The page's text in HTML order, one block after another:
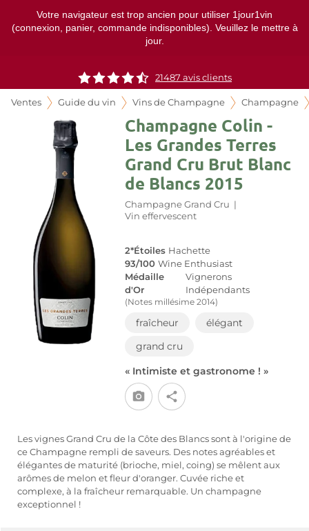
Votre navigateur est trop ancien pour utiliser 1jour1vin
(connexion, panier, commande indisponibles). Veuillez le mettre à
jour.
21487 avis clients
Ventes Guide du vin Vins de Champagne Champagne
Champagne Colin -
Les Grandes Terres
Grand Cru Brut Blanc
de Blancs 2015
Champagne Grand Cru |
Vin effervescent
2*Étoiles Hachette
93/100 Wine Enthusiast
Médaille
d'Or
Vignerons
Indépendants
(Notes millésime 2014)
fraîcheur
élégant
grand cru
« Intimiste et gastronome ! »
Les vignes Grand Cru de la Côte des Blancs sont à l'origine de
ce Champagne rempli de saveurs. Des notes agréables et
élégantes de maturité (brioche, miel, coing) se mêlent aux
arômes de melon et fleur d'oranger. Cuvée riche et
complexe, à la fraîcheur remarquable. Un champagne
exceptionnel !